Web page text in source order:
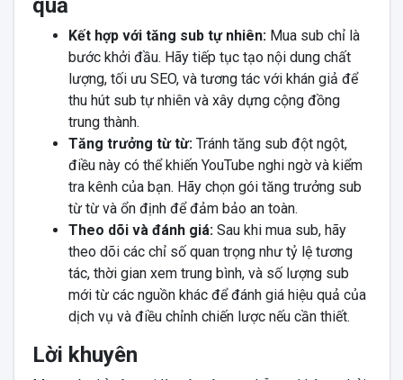
quả
Kết hợp với tăng sub tự nhiên:Mua sub chỉ là
bước khởi đầu. Hãy tiếp tục tạo nội dung chất
lượng, tối ưu SEO, và tương tác với khán giả để
thu hút sub tự nhiên và xây dựng cộng đồng
trung thành.
Tăng trưởng từ từ:Tránh tăng sub đột ngột,
điều này có thể khiến YouTube nghi ngờ và kiểm
tra kênh của bạn. Hãy chọn gói tăng trưởng sub
từ từ và ổn định để đảm bảo an toàn.
Theo dõi và đánh giá:Sau khi mua sub, hãy
theo dõi các chỉ số quan trọng như tỷ lệ tương
tác, thời gian xem trung bình, và số lượng sub
mới từ các nguồn khác để đánh giá hiệu quả của
dịch vụ và điều chỉnh chiến lược nếu cần thiết.
Lời khuyên